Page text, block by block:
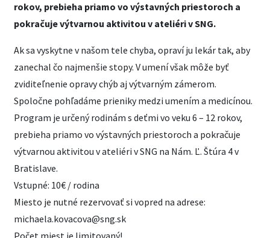
rokov, prebieha priamo vo výstavných priestoroch a
pokračuje výtvarnou aktivitou v ateliéri v SNG.
Ak sa vyskytne v našom tele chyba, opraví ju lekár tak, aby
zanechal čo najmenšie stopy. V umení však môže byť
zviditeľnenie opravy chýb aj výtvarným zámerom.
Spoločne pohľadáme prieniky medzi umením a medicínou.
Program je určený rodinám s deťmi vo veku 6 – 12 rokov,
prebieha priamo vo výstavných priestoroch a pokračuje
výtvarnou aktivitou v ateliéri v SNG na Nám. Ľ. Štúra 4 v
Bratislave.
Vstupné: 10€ / rodina
Miesto je nutné rezervovať si vopred na adrese:
michaela.kovacova@sng.sk
Počet miest je limitovaný!